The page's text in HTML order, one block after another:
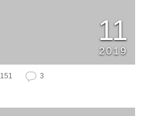
11
2019
151 3